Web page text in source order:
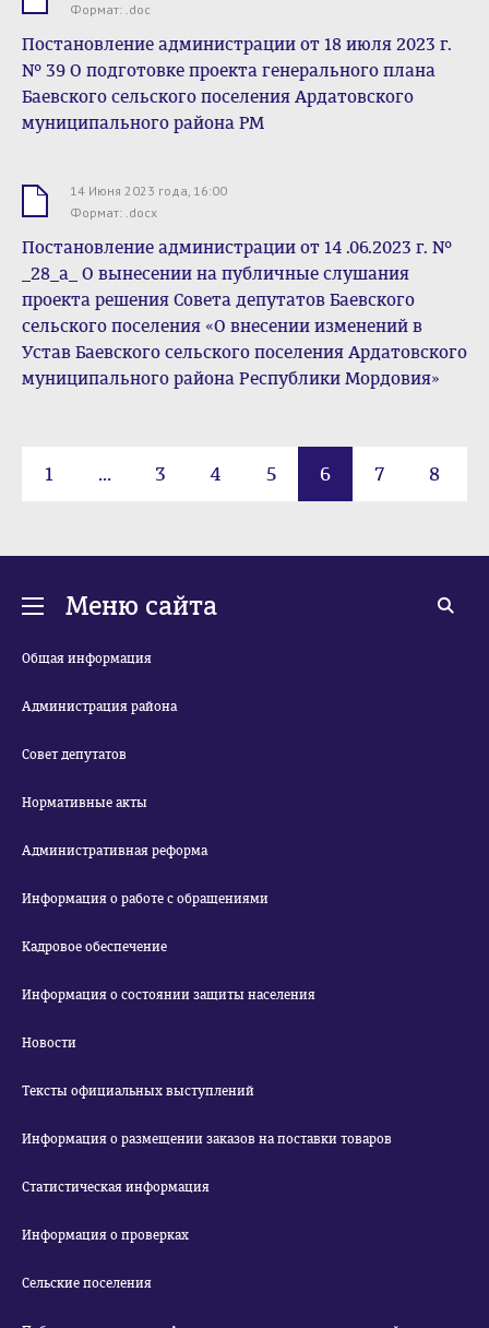
Формат: .doc
Постановление администрации от 18 июля 2023 г.
№ 39 О подготовке проекта генерального плана
Баевского сельского поселения Ардатовского
муниципального района РМ
14 Июня 2023 года, 16:00
Формат: .docx
Постановление администрации от 14 .06.2023 г. №
_28_а_ О вынесении на публичные слушания
проекта решения Совета депутатов Баевского
сельского поселения «О внесении изменений в
Устав Баевского сельского поселения Ардатовского
муниципального района Республики Мордовия»
1 ... 3 4 5 6 7 8
Меню сайта
Общая информация
Администрация района
Совет депутатов
Нормативные акты
Административная реформа
Информация о работе с обращениями
Кадровое обеспечение
Информация о состоянии защиты населения
Новости
Тексты официальных выступлений
Информация о размещении заказов на поставки товаров
Статистическая информация
Информация о проверках
Сельские поселения